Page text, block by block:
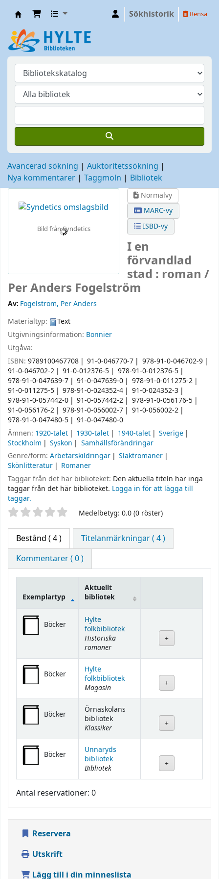
Sökhistorik Rensa
Avancerad sökning
Auktoritetssökning
Nya kommentarer
Taggmoln Bibliotek
Bild från Syndetics
Normalvy
MARC-vy
ISBD-vy
I en
förvandlad
stad : roman /
Per Anders Fogelström
Av: Fogelström, Per Anders
Materialtyp:
Text
Utgivningsinformation: Bonnier
Utgåva:
ISBN: 9789100467708 91-0-046770-7
978-91-0-046702-9
91-0-046702-2
91-0-012376-5
978-91-0-012376-5
978-91-0-047639-7
91-0-047639-0
978-91-0-011275-2
91-0-011275-5
978-91-0-024352-4
91-0-024352-3
978-91-0-057442-0
91-0-057442-2
978-91-0-056176-5
91-0-056176-2
978-91-0-056002-7
91-0-056002-2
978-91-0-047480-5
91-0-047480-0
Ämnen: 1920-talet 1930-talet 1940-talet
Sverige
Stockholm
Syskon
Samhällsförändringar
Genre/form: Arbetarskildringar
Släktromaner
Skönlitteratur
Romaner
Taggar från det här biblioteket: Den aktuella titeln har inga
taggar från det här biblioteket. Logga in för att lägga till
taggar.
Betyg Medelbetyg: 0.0 (0 röster)
Bestånd ( 4 )
Titelanmärkningar ( 4 )
Kommentarer ( 0 )
Bestånd
Exemplartyp
Aktuellt
bibliotek
Böcker
Hylte
folkbibliotek
Historiska
romaner
Böcker
Hylte
folkbibliotek
Magasin
Böcker
Örnaskolans
bibliotek
Klassiker
Böcker
Unnaryds
bibliotek
Bibliotek
Antal reservationer: 0
Reservera
Utskrift
Lägg till i din minneslista